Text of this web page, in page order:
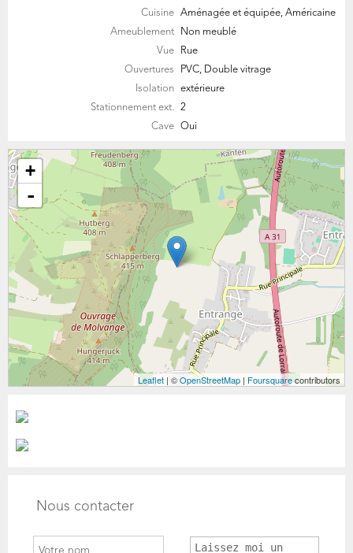
Cuisine
Aménagée et équipée, Américaine
Ameublement
Non meublé
Vue
Rue
Ouvertures
PVC, Double vitrage
Isolation
extérieure
Stationnement ext.
2
Cave
Oui
+
-
Leaflet | ©OpenStreetMap | Foursquarecontributors
Nous contacter